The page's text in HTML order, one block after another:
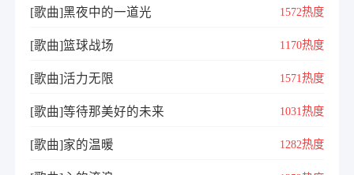
[歌曲]黑夜中的一道光 1572热度
[歌曲]篮球战场 1170热度
[歌曲]活力无限 1571热度
[歌曲]等待那美好的未来 1031热度
[歌曲]家的温暖 1282热度